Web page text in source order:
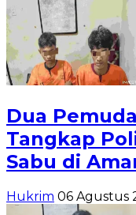
Dua
Tangkap
Sabu di
Hukrim 06 Agustus